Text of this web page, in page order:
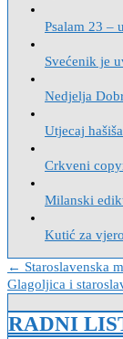
Psalam 23 –
Svećenik je
Nedjelja
Utjecaj
Crkveni
Milanski
Kutić za
Navigacija
objava
← Staroslavenska
Glagoljica i
RADNI